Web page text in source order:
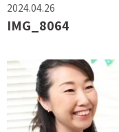
2024.04.26
IMG_8064